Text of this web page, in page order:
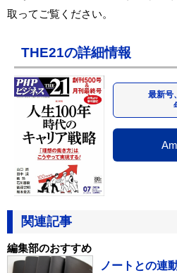
取ってご覧ください。
THE21の詳細情報
最新号
関連記事
編集部のおすすめ
ノートとの連